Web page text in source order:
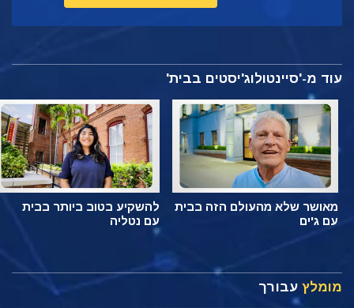
עוד מ-'סיינטולוג'יסטים בבית'
מאושר שלא מהעולם הזה בבית
עם ג'ים
להשקיע בטוב ביותר בבית
עם נטליה
מומלץ עבורך